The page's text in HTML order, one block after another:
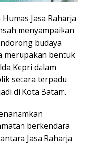
Jasa Raharja
menyampaikan
budaya
merupakan bentuk
Kepri dalam
secara terpadu
di Kota Batam.
berkendara
Jasa Raharja